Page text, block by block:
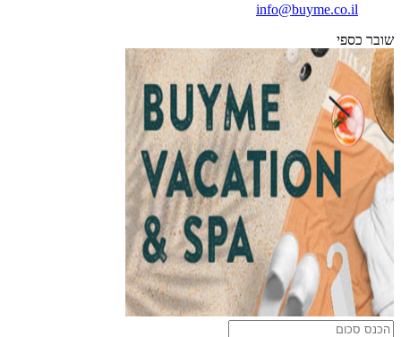
info@buyme.co.il
שובר כספי